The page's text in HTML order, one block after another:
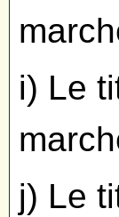
i) Le
j) Le